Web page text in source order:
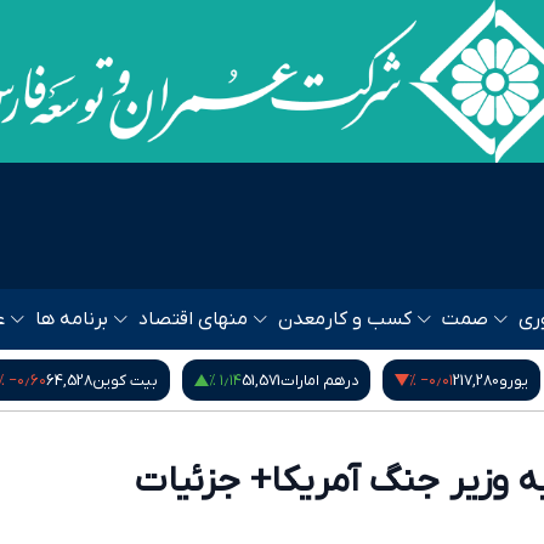
صمت کسب و کار معدن منهای اقتصاد برنامه ها
درهم امارات51,571۱٫۱۴ % بیت کوین64,528‎−۰٫۶۰ % شاخص کل بورس
وزیر جنگ آمریکا+ جزئیات